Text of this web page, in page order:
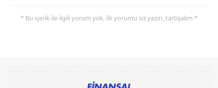
* Bu içerik ile ilgili yorum yok, ilk yorumu siz yazın, tartışalım *